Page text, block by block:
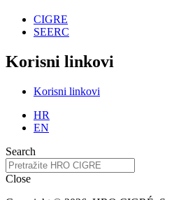
CIGRE
SEERC
Korisni linkovi
Korisni linkovi
HR
EN
Search
Close